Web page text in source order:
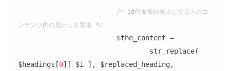
/* id付加後の見出しで元々のコ
ンテンツ内の見出しを置換 */
$headings[0][ $i ], $replaced_heading,